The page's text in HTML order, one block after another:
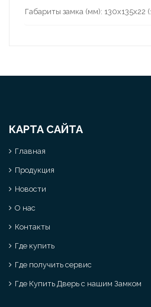
Габариты замка (мм): 130х135х22
КАРТА САЙТА
Главная
Продукция
Новости
О нас
Контакты
Где купить
Где получить сервис
Где Купить Дверь с нашим Замком